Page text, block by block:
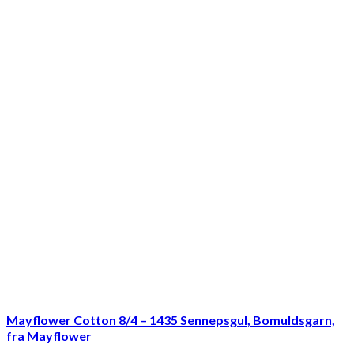
Mayflower Cotton 8/4 – 1435 Sennepsgul, Bomuldsgarn,
fra Mayflower